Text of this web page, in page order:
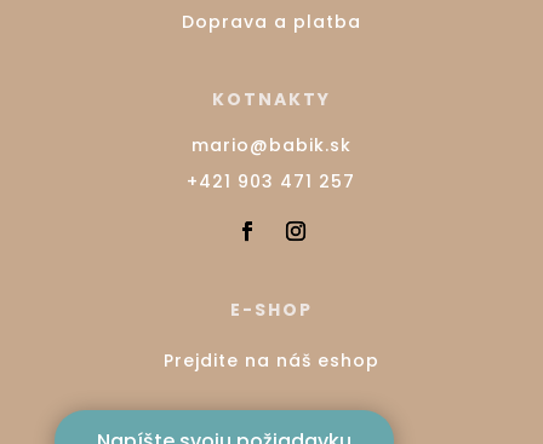
Doprava a platba
KOTNAKTY
mario@babik.sk
+421 903 471 257
E-SHOP
Prejdite na náš eshop